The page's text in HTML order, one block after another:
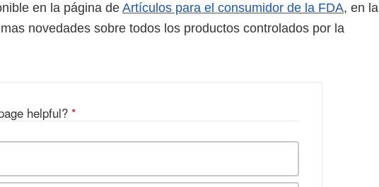
en la página deArtículos para el consumidor de la FDA, en la
novedades sobre todos los productos controlados por la
helpful? *